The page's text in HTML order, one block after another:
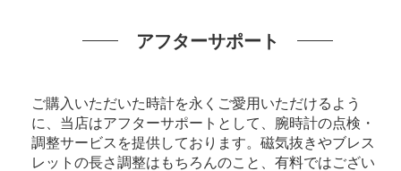
アフターサポート
ご購入いただいた時計を永くご愛用いただけるよう
に、当店はアフターサポートとして、腕時計の点検・
調整サービスを提供しております。磁気抜きやブレス
レットの長さ調整はもちろんのこと、有料ではござい